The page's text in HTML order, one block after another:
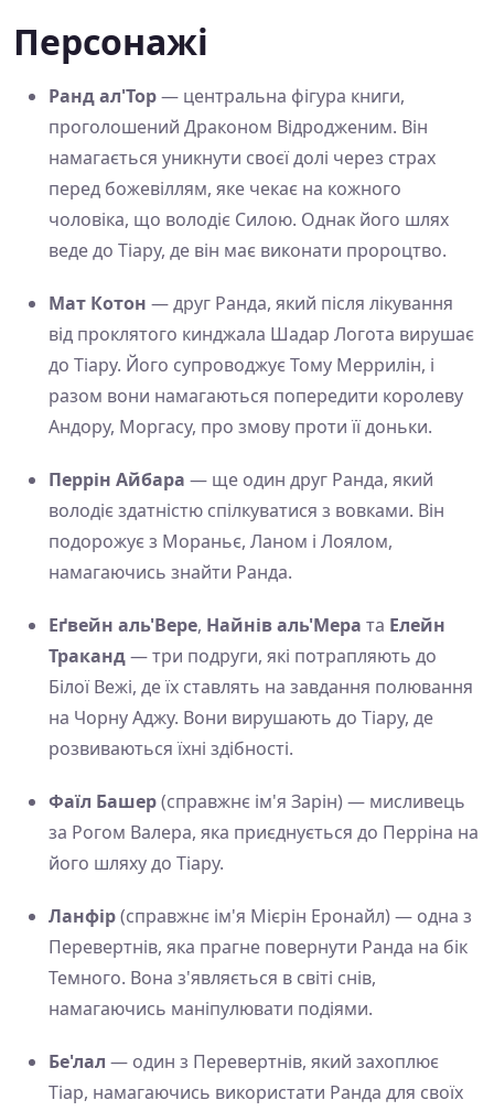
Персонажі
Ранд ал'Тор— центральна фігура книги,
проголошений Драконом Відродженим. Він
намагається уникнути своєї долі через страх
перед божевіллям, яке чекає на кожного
чоловіка, що володіє Силою. Однак його шлях
веде до Тіару, де він має виконати пророцтво.
Мат Котон — друг Ранда, який після лікування
від проклятого кинджала Шадар Логота вирушає
до Тіару. Його супроводжує Тому Меррилін, і
разом вони намагаються попередити королеву
Андору, Моргасу, про змову проти її доньки.
Перрін Айбара — ще один друг Ранда, який
володіє здатністю спілкуватися з вовками. Він
подорожує з Мораньє, Ланом і Лоялом,
намагаючись знайти Ранда.
Еґвейн аль'Вере, Найнів аль'Мера та Елейн
Траканд— три подруги, які потрапляють до
Білої Вежі, де їх ставлять на завдання полювання
на Чорну Аджу. Вони вирушають до Тіару, де
розвиваються їхні здібності.
Фаїл Башер(справжнє ім'я Зарін) — мисливець
за Рогом Валера, яка приєднується до Перріна на
його шляху до Тіару.
Ланфір(справжнє ім'я Мієрін Еронайл) — одна з
Перевертнів, яка прагне повернути Ранда на бік
Темного. Вона з'являється в світі снів,
намагаючись маніпулювати подіями.
Бе'лал — один з Перевертнів, який захоплює
Тіар, намагаючись використати Ранда для своїх